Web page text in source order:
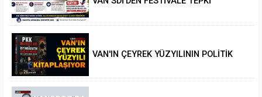
VAN'IN ÇEYREK YÜZYILININ POLİTİK